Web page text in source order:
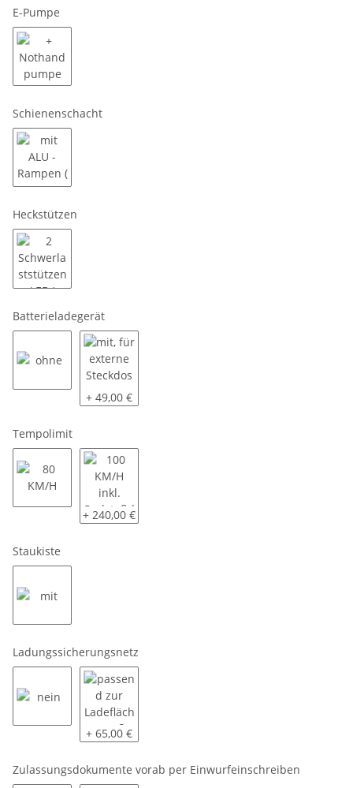
E-Pumpe
Schienenschacht
Heckstützen
Batterieladegerät
mit, für externe Steckdose am Anhänger
+ 49,00 €
Tempolimit
80 KM/H100 KM/H inkl. Radstoßdämpfer
+ 240,00 €
Staukiste
Ladungssicherungsnetz
passend zur Ladeflächengröße
+ 65,00 €
Zulassungsdokumente vorab per Einwurfeinschreiben